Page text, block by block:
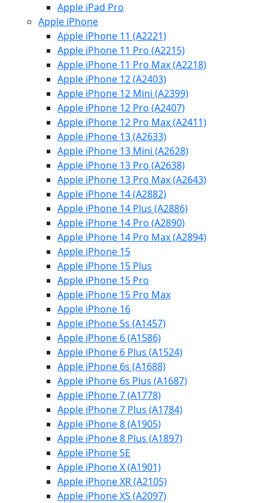
Apple iPad Pro
Apple iPhone
Apple iPhone 11 (A2221)
Apple iPhone 11 Pro (A2215)
Apple iPhone 11 Pro Max (A2218)
Apple iPhone 12 (A2403)
Apple iPhone 12 Mini (A2399)
Apple iPhone 12 Pro (A2407)
Apple iPhone 12 Pro Max (A2411)
Apple iPhone 13 (A2633)
Apple iPhone 13 Mini (A2628)
Apple iPhone 13 Pro (A2638)
Apple iPhone 13 Pro Max (A2643)
Apple iPhone 14 (A2882)
Apple iPhone 14 Plus (A2886)
Apple iPhone 14 Pro (A2890)
Apple iPhone 14 Pro Max (A2894)
Apple iPhone 15
Apple iPhone 15 Plus
Apple iPhone 15 Pro
Apple iPhone 15 Pro Max
Apple iPhone 16
Apple iPhone 5s (A1457)
Apple iPhone 6 (A1586)
Apple iPhone 6 Plus (A1524)
Apple iPhone 6s (A1688)
Apple iPhone 6s Plus (A1687)
Apple iPhone 7 (A1778)
Apple iPhone 7 Plus (A1784)
Apple iPhone 8 (A1905)
Apple iPhone 8 Plus (A1897)
Apple iPhone SE
Apple iPhone X (A1901)
Apple iPhone XR (A2105)
Apple iPhone XS (A2097)